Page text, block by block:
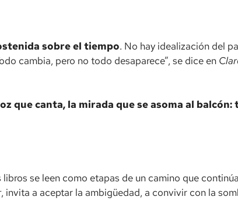
sobre el tiempo. No hay idealización del
cambia, pero no todo desaparece”, se dice en
que canta, la mirada que se asoma al
se leen como etapas de un camino que
, invita a aceptar la ambigüedad, a convivir con la